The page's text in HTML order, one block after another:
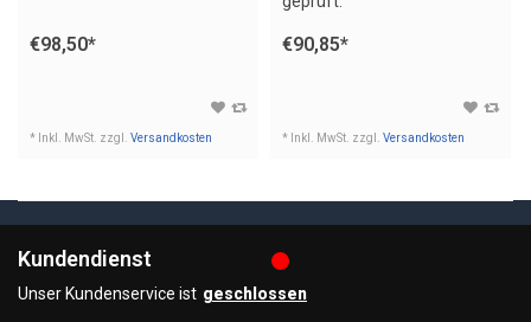
€98,50*
* Inkl. MwSt. zzgl. Versandkosten
€90,85*
* Inkl. MwSt. zzgl. Versandkosten
Kundendienst
Unser Kundenservice ist geschlossen